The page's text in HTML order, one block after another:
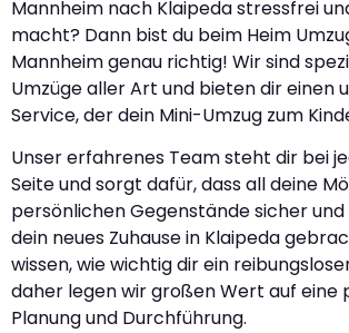
Mannheim nach Klaipeda stressfrei
macht? Dann bist du beim Heim
Mannheim genau richtig! Wir sind
Umzüge aller Art und bieten dir einen
Service, der dein Mini-Umzug zum
Unser erfahrenes Team steht dir bei
Seite und sorgt dafür, dass all deine
persönlichen Gegenstände sicher
dein neues Zuhause in Klaipeda
wissen, wie wichtig dir ein
daher legen wir großen Wert auf eine
Planung und Durchführung.